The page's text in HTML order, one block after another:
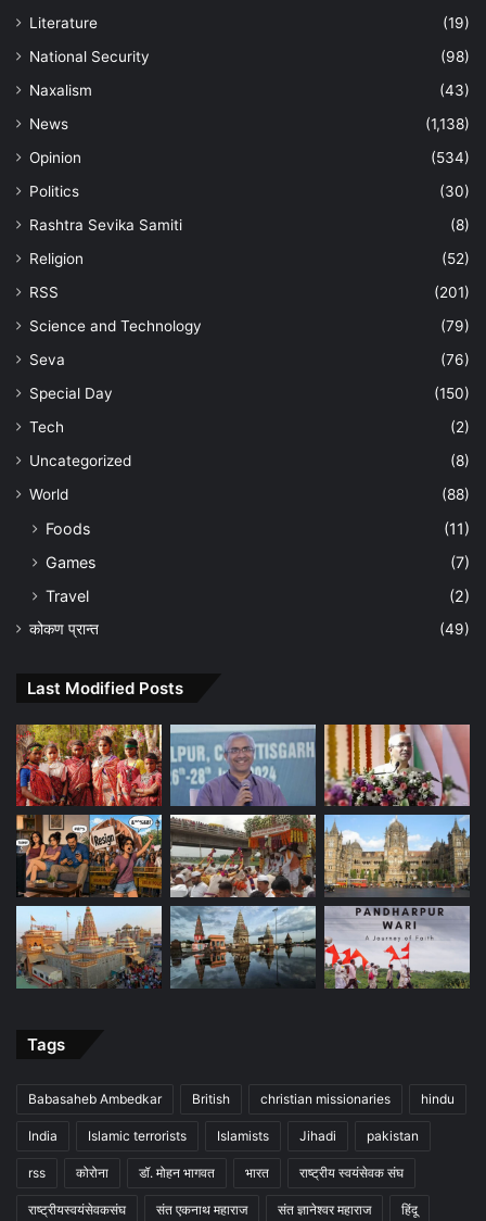
Literature
(19)
National Security
(98)
Naxalism
(43)
News
(1,138)
Opinion
(534)
Politics
(30)
Rashtra Sevika Samiti
(8)
Religion
(52)
RSS
(201)
Science and Technology
(79)
Seva
(76)
Special Day
(150)
Tech
(2)
Uncategorized
(8)
World
(88)
Foods
(11)
Games
(7)
Travel
(2)
कोकण प्रान्त (49)
Last Modified Posts
Tags
Babasaheb Ambedkar British christian missionaries hindu
India Islamic terrorists Islamists Jihadi pakistan
rss कोरोना डॉ. मोहन भागवत भारत राष्ट्रीय स्वयंसेवक संघ
राष्ट्रीयस्वयंसेवकसंघ संत एकनाथ महाराज संत ज्ञानेश्वर महाराज हिंदू